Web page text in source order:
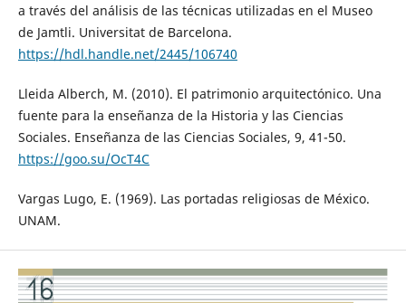
a través del análisis de las técnicas utilizadas en el Museo
de Jamtli. Universitat de Barcelona.
https://hdl.handle.net/2445/106740
Lleida Alberch, M. (2010). El patrimonio arquitectónico. Una
fuente para la enseñanza de la Historia y las Ciencias
Sociales. Enseñanza de las Ciencias Sociales, 9, 41-50.
https://goo.su/OcT4C
Vargas Lugo, E. (1969). Las portadas religiosas de México.
UNAM.